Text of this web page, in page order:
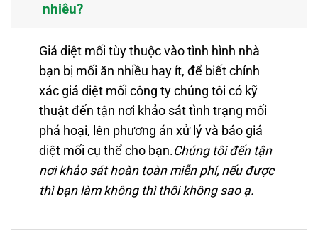
nhiêu?
Giá diệt mối tùy thuộc vào tình hình nhà
bạn bị mối ăn nhiều hay ít, để biết chính
xác giá diệt mối công ty chúng tôi có kỹ
thuật đến tận nơi khảo sát tình trạng mối
phá hoại, lên phương án xử lý và báo giá
diệt mối cụ thể cho bạn.Chúng tôi đến tận
nơi khảo sát hoàn toàn miễn phí, nếu được
thì bạn làm không thì thôi không sao ạ.